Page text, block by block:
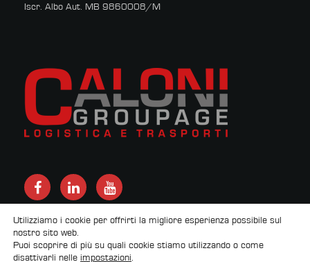
Iscr. Albo Aut. MB 9860008/M
byNewton srl
Utilizziamo i cookie per offrirti la migliore esperienza possibile sul
nostro sito web.
Puoi scoprire di più su quali cookie stiamo utilizzando o come
disattivarli nelle impostazioni.